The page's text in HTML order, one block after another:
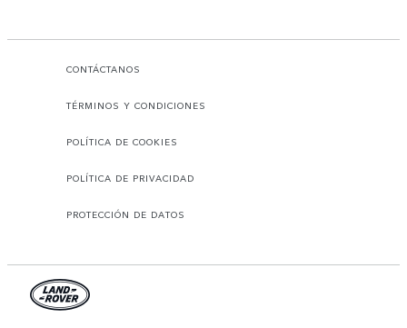
CONTÁCTANOS
TÉRMINOS Y CONDICIONES
POLÍTICA DE COOKIES
POLÍTICA DE PRIVACIDAD
PROTECCIÓN DE DATOS